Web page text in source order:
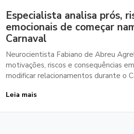
Especialista analisa prós,
emocionais de começar
Carnaval
Neurocientista Fabiano de Abreu
motivações, riscos e consequências
modificar relacionamentos durante o
Leia mais